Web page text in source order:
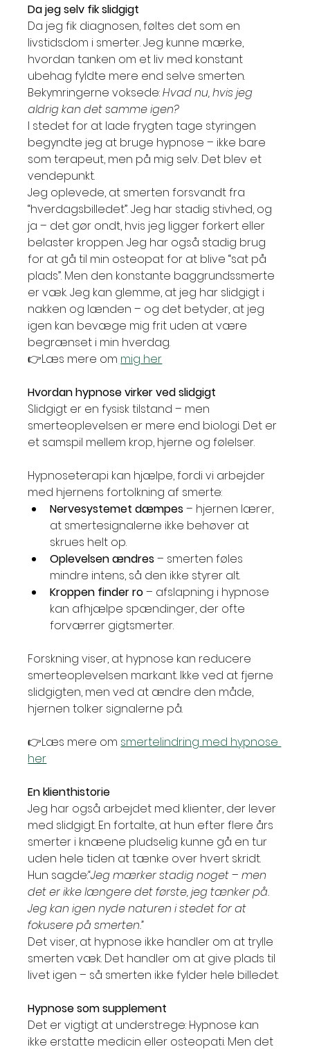
Da jeg selv fik slidgigt
Da jeg fik diagnosen, føltes det som en
livstidsdom i smerter. Jeg kunne mærke,
hvordan tanken om et liv med konstant
ubehag fyldte mere end selve smerten.
Bekymringerne voksede: Hvad nu, hvis jeg
aldrig kan det samme igen?
I stedet for at lade frygten tage styringen
begyndte jeg at bruge hypnose – ikke bare
som terapeut, men på mig selv. Det blev et
vendepunkt.
Jeg oplevede, at smerten forsvandt fra
“hverdagsbilledet”. Jeg har stadig stivhed, og
ja – det gør ondt, hvis jeg ligger forkert eller
belaster kroppen. Jeg har også stadig brug
for at gå til min osteopat for at blive “sat på
plads”. Men den konstante baggrundssmerte
er væk. Jeg kan glemme, at jeg har slidgigt i
nakken og lænden – og det betyder, at jeg
igen kan bevæge mig frit uden at være
begrænset i min hverdag.
👉Læs mere om mig her
Hvordan hypnose virker ved slidgigt
Slidgigt er en fysisk tilstand – men
smerteoplevelsen er mere end biologi. Det er
et samspil mellem krop, hjerne og følelser.
Hypnoseterapi kan hjælpe, fordi vi arbejder
med hjernens fortolkning af smerte:
Nervesystemet dæmpes – hjernen lærer,
at smertesignalerne ikke behøver at
skrues helt op.
Oplevelsen ændres – smerten føles
mindre intens, så den ikke styrer alt.
Kroppen finder ro – afslapning i hypnose
kan afhjælpe spændinger, der ofte
forværrer gigtsmerter.
Forskning viser, at hypnose kan reducere
smerteoplevelsen markant. Ikke ved at fjerne
slidgigten, men ved at ændre den måde,
hjernen tolker signalerne på.
👉Læs mere om smertelindring med hypnose
her
En klienthistorie
Jeg har også arbejdet med klienter, der lever
med slidgigt. En fortalte, at hun efter flere års
smerter i knæene pludselig kunne gå en tur
uden hele tiden at tænke over hvert skridt.
Hun sagde:“Jeg mærker stadig noget – men
det er ikke længere det første, jeg tænker på.
Jeg kan igen nyde naturen i stedet for at
fokusere på smerten.”
Det viser, at hypnose ikke handler om at trylle
smerten væk. Det handler om at give plads til
livet igen – så smerten ikke fylder hele billedet.
Hypnose som supplement
Det er vigtigt at understrege: Hypnose kan
ikke erstatte medicin eller osteopati. Men det